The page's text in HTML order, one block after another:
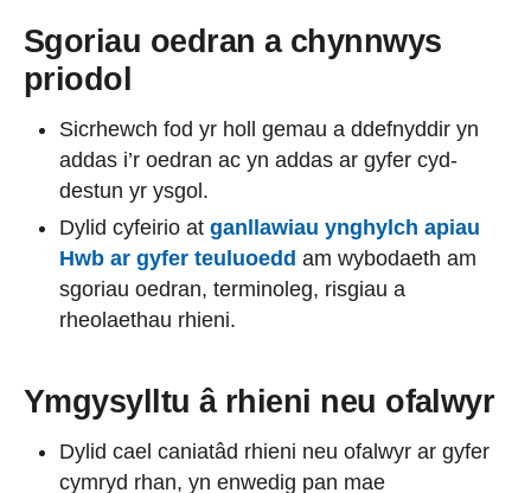
Sgoriau oedran a chynnwys
priodol
Sicrhewch fod yr holl gemau a ddefnyddir yn
addas i’r oedran ac yn addas ar gyfer cyd-
destun yr ysgol.
Dylid cyfeirio at ganllawiau ynghylch apiau
Hwb ar gyfer teuluoedd am wybodaeth am
sgoriau oedran, terminoleg, risgiau a
rheolaethau rhieni.
Ymgysylltu â rhieni neu ofalwyr
Dylid cael caniatâd rhieni neu ofalwyr ar gyfer
cymryd rhan, yn enwedig pan mae